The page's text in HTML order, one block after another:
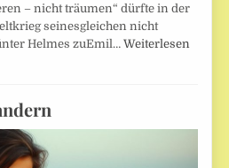
– nicht träumen“ dürfte in der
seinesgleichen nicht
Helmes zuEmil…Weiterlesen